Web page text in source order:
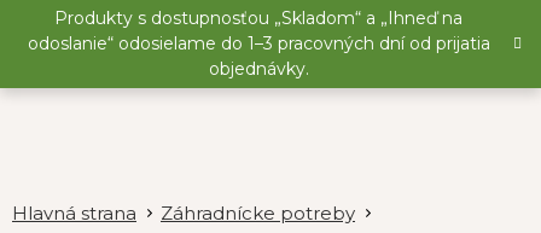
Produkty s dostupnosťou „Skladom“ a „Ihneď na
odoslanie“ odosielame do 1–3 pracovných dní od prijatia
objednávky.
Záhradnícke potreby